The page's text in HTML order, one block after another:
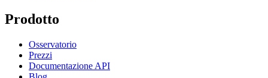
Prodotto
Osservatorio
Prezzi
Documentazione API